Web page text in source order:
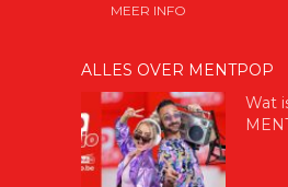
MEER INFO
ALLES OVER MENTPOP
Wat